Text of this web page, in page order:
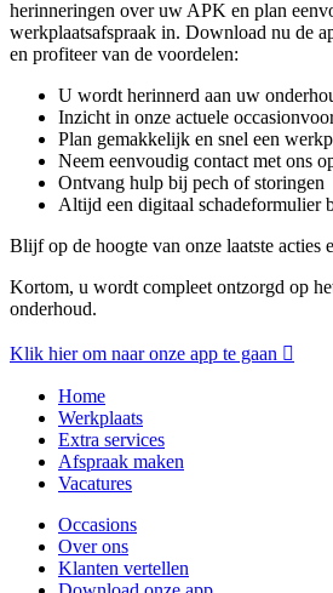
herinneringen over uw APK en plan
werkplaatsafspraak in. Download nu de
en profiteer van de voordelen:
U wordt herinnerd aan uw
Inzicht in onze actuele
Plan gemakkelijk en snel een
Neem eenvoudig contact met ons
Ontvang hulp bij pech of storingen
Altijd een digitaal schadeformulier
Blijf op de hoogte van onze laatste acties
Kortom, u wordt compleet ontzorgd op
onderhoud.
Klik hier om naar onze app te gaan
Home
Werkplaats
Extra services
Afspraak maken
Vacatures
Occasions
Over ons
Klanten vertellen